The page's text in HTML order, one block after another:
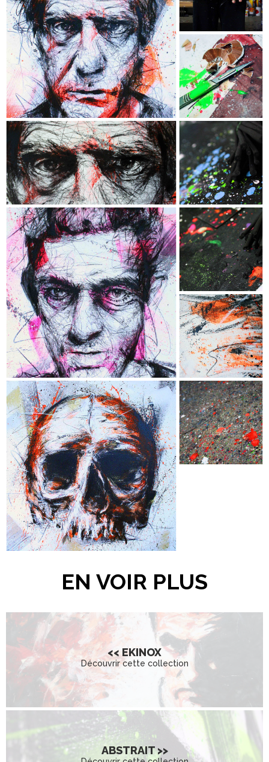
DAVID CRONENBERG
- Collection "Chromophobia" -
- Dimensions : 120 x 74 cm -
- Techniques : Acrylique, Encre, Fusain,
Crayon de couleur & Aérosol -
- Châssis conçu sur mesure en
MERANTI authentique -
VINCENT CASSEL
- Collection "Chromophobia" -
- Dimensions : 120 x 74 cm -
- Techniques : Acrylique, Encre, Fusain,
Crayon de couleur & Aérosol -
- Châssis conçu sur mesure en
MERANTI authentique -
SKULL
- Collection "Chromophobia" -
- Dimensions : 100 x 100 cm -
- Techniques : Acrylique, Encre, Fusain,
Crayon de couleur & Aérosol -
- Châssis conçu sur mesure en
MERANTI authentique -
EN VOIR PLUS
<< EKINOX
Découvrir cette collection
ABSTRAIT >>